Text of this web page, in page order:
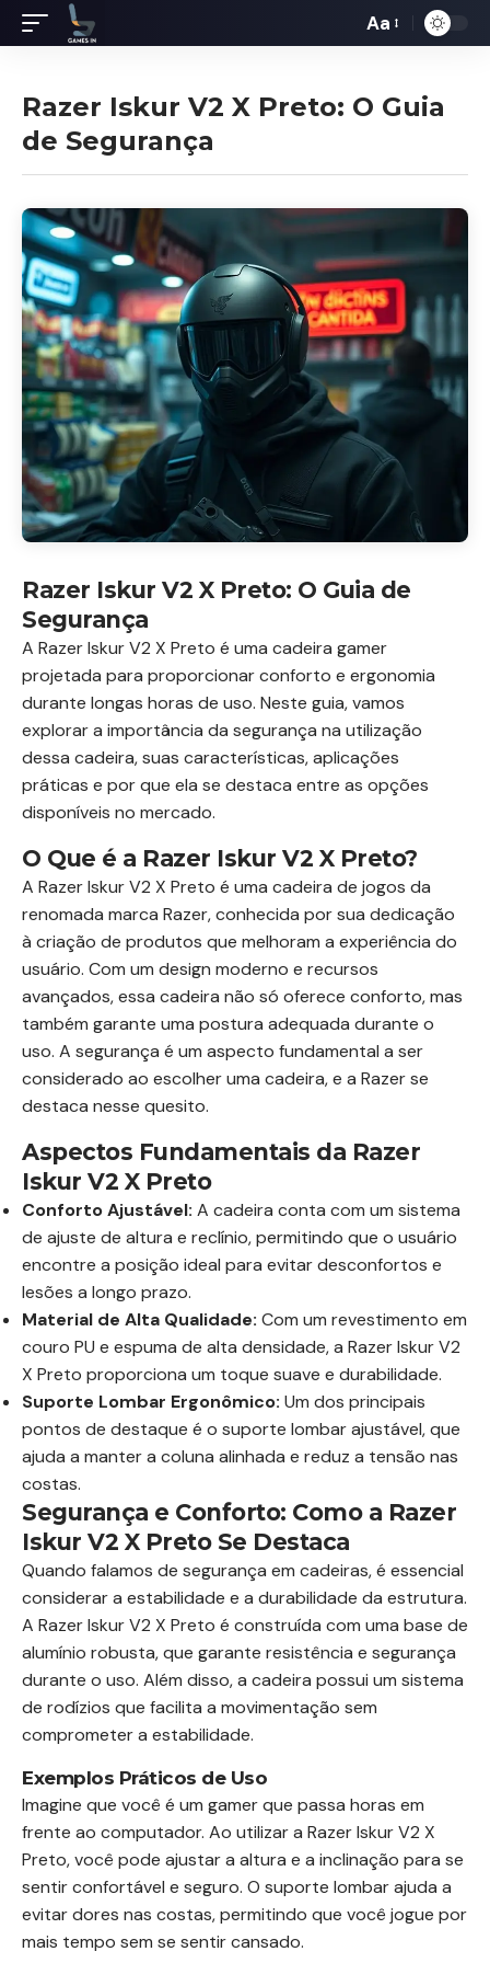
fontes
Aa
Razer Iskur V2 X Preto: O Guia
de Segurança
Razer Iskur V2 X Preto: O Guia de
Segurança
A Razer Iskur V2 X Preto é uma cadeira gamer
projetada para proporcionar conforto e ergonomia
durante longas horas de uso. Neste guia, vamos
explorar a importância da segurança na utilização
dessa cadeira, suas características, aplicações
práticas e por que ela se destaca entre as opções
disponíveis no mercado.
O Que é a Razer Iskur V2 X Preto?
A Razer Iskur V2 X Preto é uma cadeira de jogos da
renomada marca Razer, conhecida por sua dedicação
à criação de produtos que melhoram a experiência do
usuário. Com um design moderno e recursos
avançados, essa cadeira não só oferece conforto, mas
também garante uma postura adequada durante o
uso. A segurança é um aspecto fundamental a ser
considerado ao escolher uma cadeira, e a Razer se
destaca nesse quesito.
Aspectos Fundamentais da Razer
Iskur V2 X Preto
Conforto Ajustável: A cadeira conta com um sistema
de ajuste de altura e reclínio, permitindo que o usuário
encontre a posição ideal para evitar desconfortos e
lesões a longo prazo.
Material de Alta Qualidade: Com um revestimento em
couro PU e espuma de alta densidade, a Razer Iskur V2
X Preto proporciona um toque suave e durabilidade.
Suporte Lombar Ergonômico: Um dos principais
pontos de destaque é o suporte lombar ajustável, que
ajuda a manter a coluna alinhada e reduz a tensão nas
costas.
Segurança e Conforto: Como a Razer
Iskur V2 X Preto Se Destaca
Quando falamos de segurança em cadeiras, é essencial
considerar a estabilidade e a durabilidade da estrutura.
A Razer Iskur V2 X Preto é construída com uma base de
alumínio robusta, que garante resistência e segurança
durante o uso. Além disso, a cadeira possui um sistema
de rodízios que facilita a movimentação sem
comprometer a estabilidade.
Exemplos Práticos de Uso
Imagine que você é um gamer que passa horas em
frente ao computador. Ao utilizar a Razer Iskur V2 X
Preto, você pode ajustar a altura e a inclinação para se
sentir confortável e seguro. O suporte lombar ajuda a
evitar dores nas costas, permitindo que você jogue por
mais tempo sem se sentir cansado.